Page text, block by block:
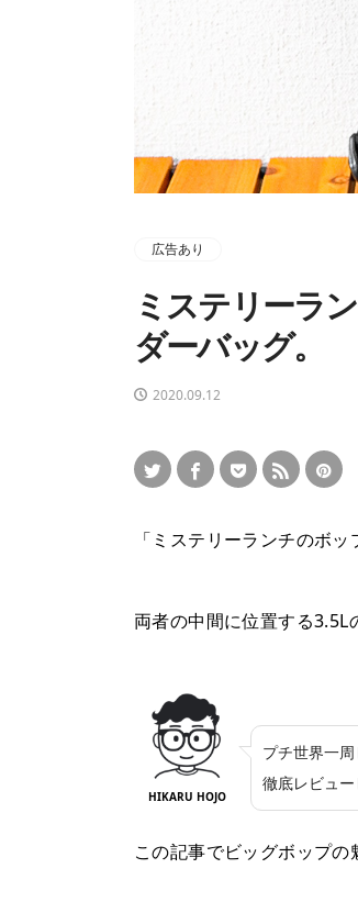
広告あり
ミステリーラ
ダーバッグ。
2020.09.12
it
「ミステリーランチのボ
両者の中間に位置する3.5L
HIKARU HOJO
プチ世界一
徹底レビュー
この記事でビッグボップの